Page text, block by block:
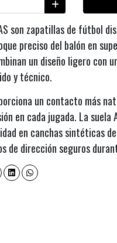
son zapatillas de fútbol
preciso del balón en
un diseño ligero con
y técnico.
un contacto más
en cada jugada. La
en canchas sintéticas
de dirección seguros